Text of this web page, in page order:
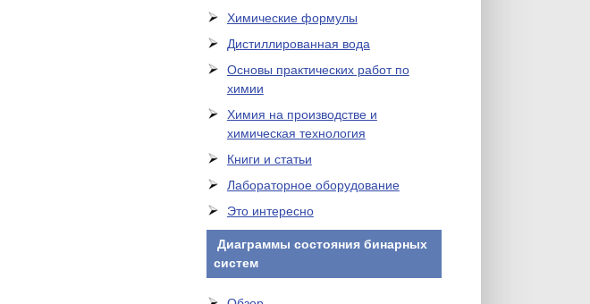
Химические формулы
Дистиллированная вода
Основы практических работ по
химии
Химия на производстве и
химическая технология
Книги и статьи
Лабораторное оборудование
Это интересно
Диаграммы состояния бинарных
систем